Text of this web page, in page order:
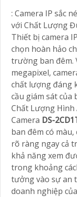
: Camera IP sắc
với Chất Lượng
Thiết bị camera IP
chọn hoàn hảo
trường ban đêm.
megapixel,
chất lượng đáng
cầu giám sát của
Chất Lượng Hình
Camera DS-
ban đêm có
rõ ràng ngay cả
khả năng xem
trong khoảng
tưởng vào sự an
doanh nghiệp